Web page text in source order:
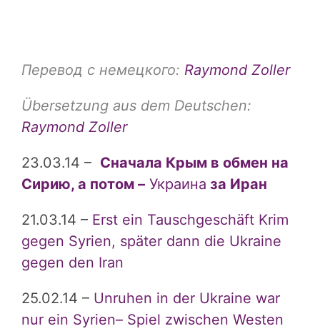
Перевод с немецкого: Raymond Zoller
Übersetzung aus dem Deutschen:
Raymond Zoller
23.03.14 – Сначала Крым в обмен на
Сирию, а потом – Украина за Иран
21.03.14 – Erst ein Tauschgeschäft Krim
gegen Syrien, später dann die Ukraine
gegen den Iran
25.02.14 – Unruhen in der Ukraine war
nur ein Syrien– Spiel zwischen Westen